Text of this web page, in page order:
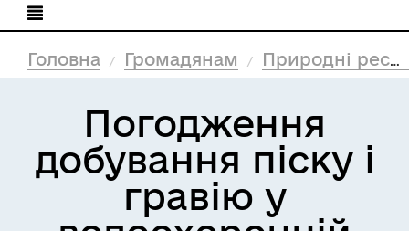
Головна Громадянам Природні ресурси та екологія
Погодження
добування піску і
гравію у